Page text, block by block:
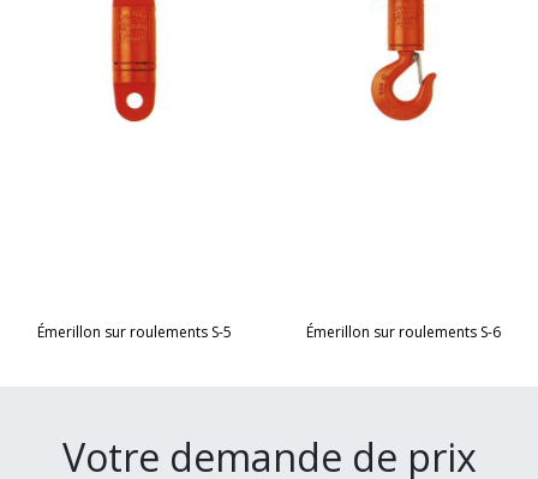
Émerillon sur roulements S-5 Émerillon sur roulements S-6
Votre demande de prix